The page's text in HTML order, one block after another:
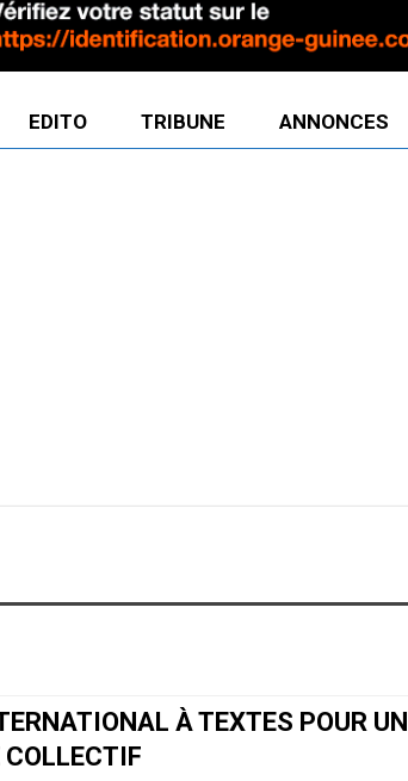
EDITO TRIBUNE ANNONCES
À TEXTES POUR UN
COLLECTIF